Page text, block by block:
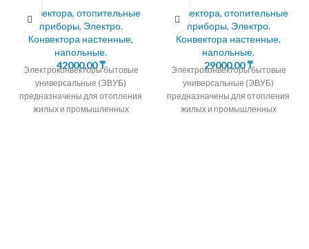
Конвектора, отопительные
приборы, Электро.
Конвектора настенные,
напольные.
42000,00₸
Электроконвекторы бытовые
универсальные (ЭВУБ)
предназначены для отопления
жилых и промышленных
Конвектора, отопительные
приборы, Электро.
Конвектора настенные,
напольные.
29000,00₸
Электроконвекторы бытовые
универсальные (ЭВУБ)
предназначены для отопления
жилых и промышленных